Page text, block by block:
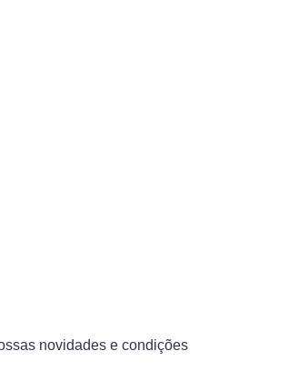
novidades e condições